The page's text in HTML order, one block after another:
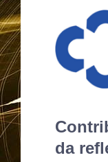
da